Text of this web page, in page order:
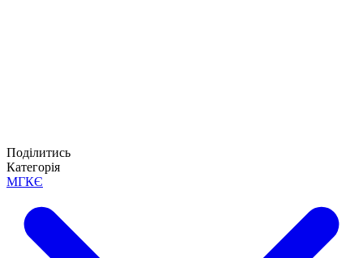
Поділитись
Категорія
МГКЄ